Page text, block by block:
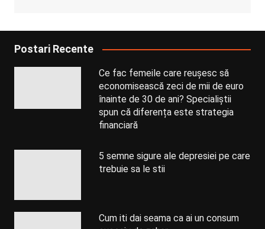
Postari Recente
Ce fac femeile care reușesc să
economisească zeci de mii de euro
înainte de 30 de ani? Specialiștii
spun că diferența este strategia
financiară
5 semne sigure ale depresiei pe care
trebuie sa le stii
Cum iti dai seama ca ai un consum